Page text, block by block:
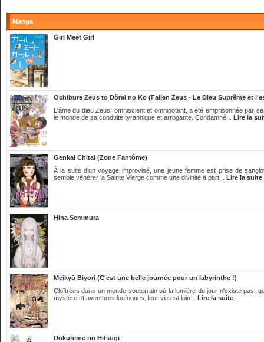
Manga
Girl Meet Girl
Ochibure Zeus to Dôrei no Ko (Fallen Zeus - Le Dieu Suprême et
L'âme du dieu Zeus, omniscient et omnipotent, a été emprisonnée par
le monde de sa conduite tyrannique et arrogante. Condamné... Lire la
Genkai Chitai (Zone Fantôme)
À la suite d’un voyage improvisé, une jeune femme est prise de
semble vénérer la Sainte Vierge comme une divinité à part... Lire la suite
Hina Semmura
Meikyū Biyori (C'est une belle journée pour un labyrinthe !)
Cloîtrées dans un monde souterrain où la lumière du jour n'existe pas,
mystère et aventures loufoques, leur vie est loin... Lire la suite
Dokuhime no Hitsugi